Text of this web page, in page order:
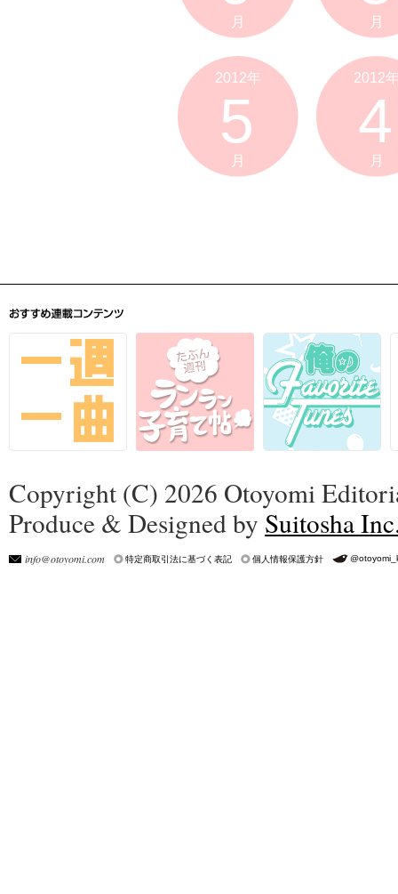
月 月
2012年
5
月
2012
4
月
Copyright (C) 2026 Otoyomi
Produce & Designed by Suitosha
info@otoyomi.com 特定商取引法に基づく表記 個人情報保護方針